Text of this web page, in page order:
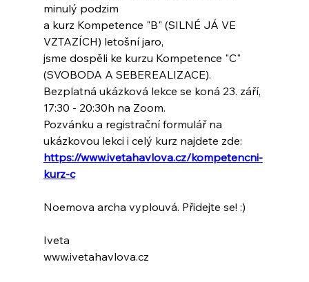
minulý podzim
a kurz Kompetence "B" (SILNÉ JÁ VE
VZTAZÍCH) letošní jaro,
jsme dospěli ke kurzu Kompetence "C"
(SVOBODA A SEBEREALIZACE).
Bezplatná ukázková lekce se koná 23. září,
17:30 - 20:30h na Zoom.
Pozvánku a registrační formulář na
ukázkovou lekci i celý kurz najdete zde:
https://www.ivetahavlova.cz/kompetencni-
kurz-c
Noemova archa vyplouvá. Přidejte se! :)
Iveta
www.ivetahavlova.cz